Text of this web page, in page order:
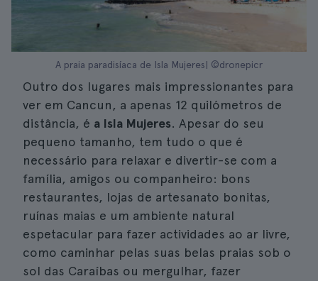
A praia paradisíaca de Isla Mujeres| ©dronepicr
Outro dos lugares mais impressionantes para
ver em Cancun, a apenas 12 quilómetros de
distância, é a Isla Mujeres. Apesar do seu
pequeno tamanho, tem tudo o que é
necessário para relaxar e divertir-se com a
família, amigos ou companheiro: bons
restaurantes, lojas de artesanato bonitas,
ruínas maias e um ambiente natural
espetacular para fazer actividades ao ar livre,
como caminhar pelas suas belas praias sob o
sol das Caraíbas ou mergulhar, fazer